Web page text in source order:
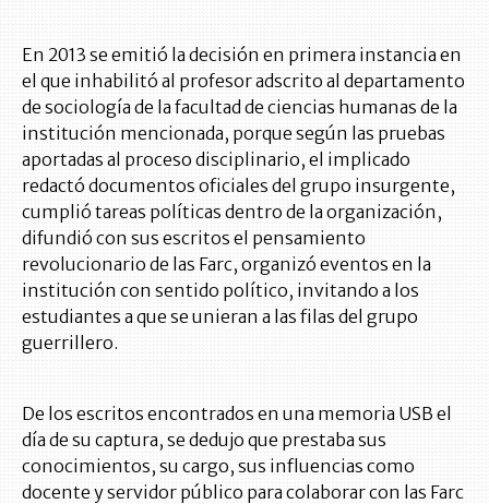
En 2013 se emitió la decisión en primera instancia en
el que inhabilitó al profesor adscrito al departamento
de sociología de la facultad de ciencias humanas de la
institución mencionada, porque según las pruebas
aportadas al proceso disciplinario, el implicado
redactó documentos oficiales del grupo insurgente,
cumplió tareas políticas dentro de la organización,
difundió con sus escritos el pensamiento
revolucionario de las Farc, organizó eventos en la
institución con sentido político, invitando a los
estudiantes a que se unieran a las filas del grupo
guerrillero.
De los escritos encontrados en una memoria USB el
día de su captura, se dedujo que prestaba sus
conocimientos, su cargo, sus influencias como
docente y servidor público para colaborar con las Farc